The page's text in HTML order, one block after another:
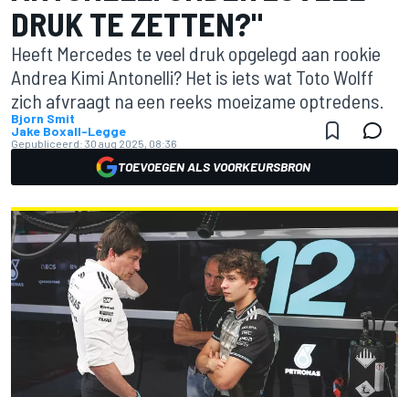
DRUK TE ZETTEN?"
Heeft Mercedes te veel druk opgelegd aan rookie
Andrea Kimi Antonelli? Het is iets wat Toto Wolff
zich afvraagt na een reeks moeizame optredens.
Bjorn Smit
Jake Boxall-Legge
Gepubliceerd: 30 aug 2025, 08:36
TOEVOEGEN ALS VOORKEURSBRON